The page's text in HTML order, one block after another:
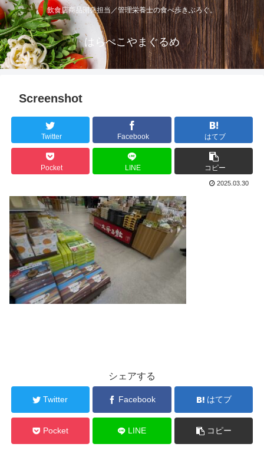
飲食店商品開発担当／管理栄養士の食べ歩きぶろぐ。
はらぺこやまぐるめ
Screenshot
Twitter Facebook はてブ
Pocket LINE コピー
2025.03.30
シェアする
Twitter Facebook はてブ
Pocket LINE コピー